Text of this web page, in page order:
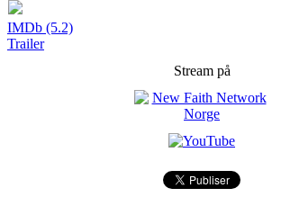
IMDb (5.2)
Trailer
Stream på